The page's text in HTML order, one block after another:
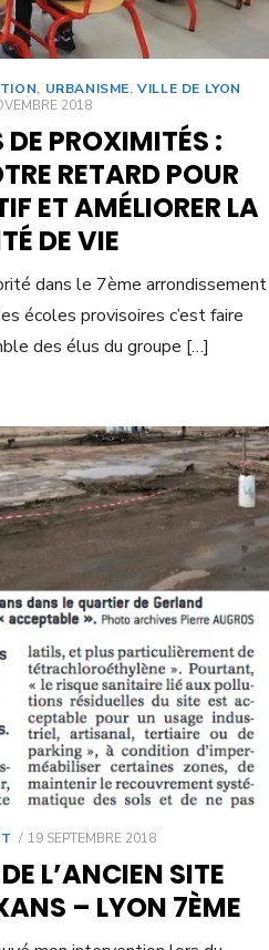
, URBANISME,VILLE DE LYON
2018
PROXIMITÉS :
RETARD POUR
ET AMÉLIORER LA
DE VIE
dans le 7ème arrondissement
écoles provisoires c’est faire
des élus du groupe […]
19 SEPTEMBRE 2018
L’ANCIEN SITE
– LYON 7ÈME